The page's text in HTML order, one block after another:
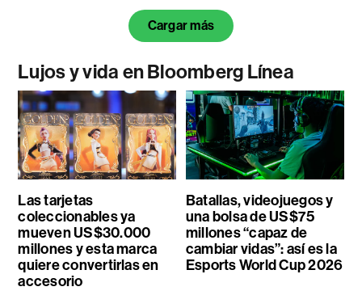
Cargar más
Lujos y vida en Bloomberg Línea
Las tarjetas
coleccionables ya
mueven US$30.000
millones y esta marca
quiere convertirlas en
accesorio
Batallas, videojuegos y
una bolsa de US$75
millones “capaz de
cambiar vidas”: así es la
Esports World Cup 2026